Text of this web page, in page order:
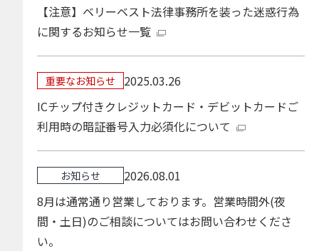
【注意】ベリーベスト法律事務所を装った迷惑行為
に関するお知らせ一覧
重要なお知らせ
2025.03.26
ICチップ付きクレジットカード・デビットカードご
利用時の暗証番号入力必須化について
お知らせ
2026.08.01
8月は通常通り営業しております。営業時間外(夜
間・土日)のご相談についてはお問い合わせくださ
い。